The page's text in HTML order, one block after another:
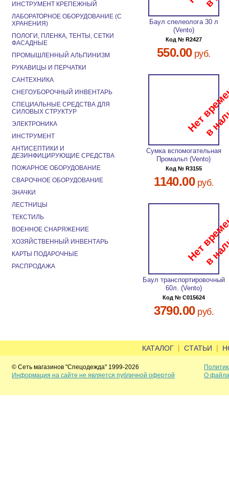
Баул спелеолога 30 л
(Vento)
Код № R2427
550.00руб.
Сумка вспомогательная
Промальп (Vento)
Код № R3155
1140.00руб.
Баул транспортировочный
60л. (Vento)
Код № C015624
3790.00руб.
ИНСТРУМЕНТ КРЕПЕЖНЫЙ
ЛАБОРАТОРНОЕ ОБОРУДОВАНИЕ (С
ХРАНЕНИЯ)
ПОЛОГИ, ПЛЕНКА, ТЕНТЫ, СЕТКИ
ФАСАДНЫЕ
ПРОМЫШЛЕННЫЙ АЛЬПИНИЗМ
РУКАВИЦЫ И ПЕРЧАТКИ
САНТЕХНИКА
СНЕГОУБОРОЧНЫЙ ИНВЕНТАРЬ
СПЕЦИАЛЬНЫЕ СРЕДСТВА ДЛЯ
СИЛОВЫХ СТРУКТУР
ЭЛЕКТРОНИКА
ИНСТРУМЕНТ
АНТИСЕПТИКИ И
ДЕЗИНФИЦИРУЮЩИЕ СРЕДСТВА
ПОЖАРНОЕ ОБОРУДОВАНИЕ
СВАРОЧНОЕ ОБОРУДОВАНИЕ
ЗНАЧКИ
ЛЕСТНИЦЫ
ТЕКСТИЛЬ
ВОЕННОЕ СНАРЯЖЕНИЕ
ХОЗЯЙСТВЕННЫЙ ИНВЕНТАРЬ
КАРТЫ ПОДАРОЧНЫЕ
РАСПРОДАЖА
КАТАЛОГ | СТАТЬИ |
© Сеть магазинов "Спецодежда" 1999-2026
Информация на сайте не является публичной офертой
О